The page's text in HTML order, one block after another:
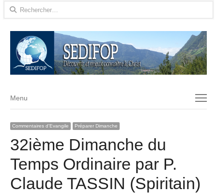
Rechercher :
Menu
Menu
Commentaires d'Evangile Préparer Dimanche
32ième Dimanche du
Temps Ordinaire par P.
Claude TASSIN (Spiritain)